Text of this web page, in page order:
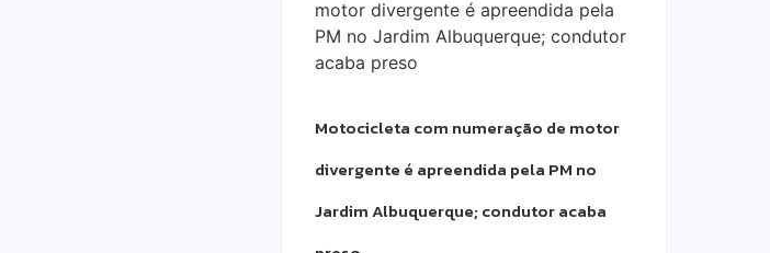
Motocicleta com numeração de motor
divergente é apreendida pela PM no
Jardim Albuquerque; condutor acaba